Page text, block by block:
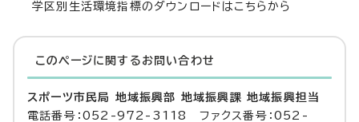
学区別生活環境指標のダウンロードはこちらから
このページに関する お問い合わせ
スポーツ市民局 地域振興部 地域振興課 地域振興担当
電話番号：052-972-3118 ファクス番号：052-